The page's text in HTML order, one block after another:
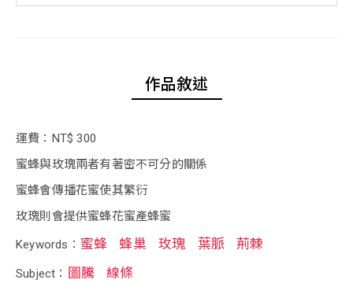
作品敘述
運費：NT$ 300
蜜蜂與玫瑰兩者有著密不可分的關係
蜜蜂會傳播花蜜使其繁衍
玫瑰則會提供蜜蜂花蜜產蜂蜜
Keywords： 蜜蜂 蜂巢 玫瑰 葉脈 荊棘
Subject： 圖騰 線條